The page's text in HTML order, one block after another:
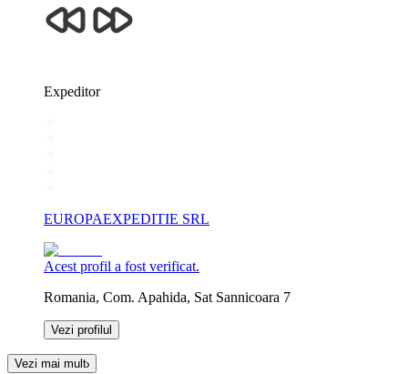
Expeditor
EUROPAEXPEDITIE SRL
Acest profil a fost verificat.
Romania, Com. Apahida, Sat Sannicoara 7
Vezi profilul
Vezi mai mult